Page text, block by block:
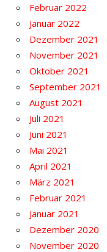
Februar 2022
Januar 2022
Dezember 2021
November 2021
Oktober 2021
September 2021
August 2021
Juli 2021
Juni 2021
Mai 2021
April 2021
März 2021
Februar 2021
Januar 2021
Dezember 2020
November 2020